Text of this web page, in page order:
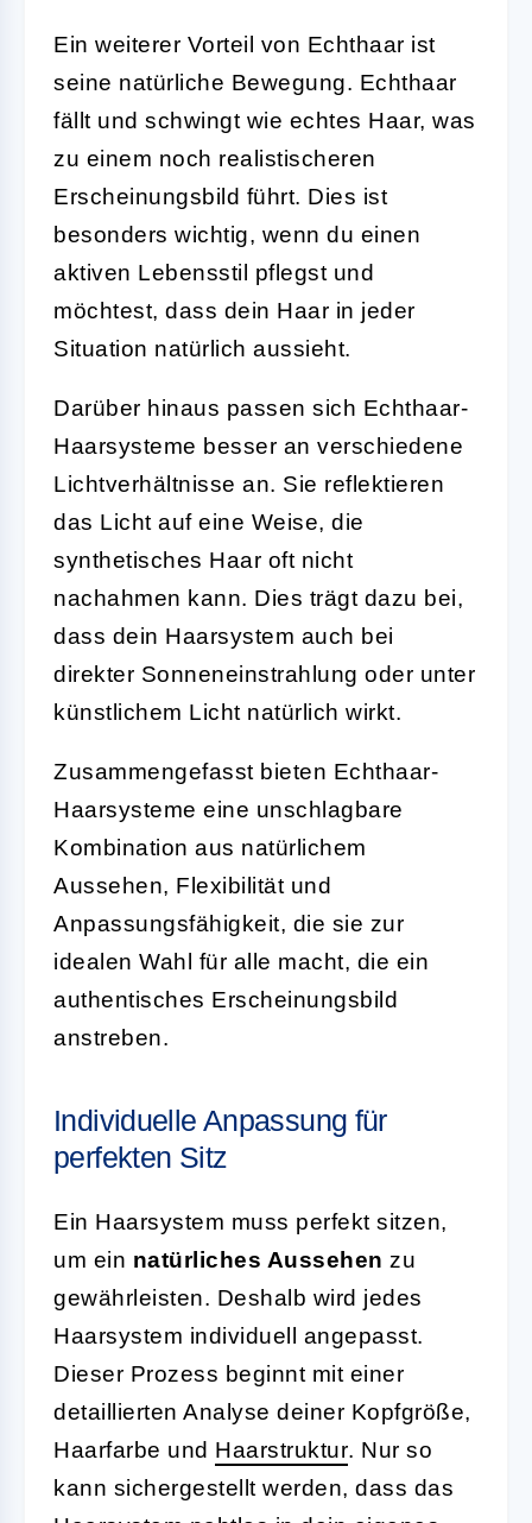
Ein weiterer Vorteil von Echthaar ist
seine natürliche Bewegung. Echthaar
fällt und schwingt wie echtes Haar, was
zu einem noch realistischeren
Erscheinungsbild führt. Dies ist
besonders wichtig, wenn du einen
aktiven Lebensstil pflegst und
möchtest, dass dein Haar in jeder
Situation natürlich aussieht.
Darüber hinaus passen sich Echthaar-
Haarsysteme besser an verschiedene
Lichtverhältnisse an. Sie reflektieren
das Licht auf eine Weise, die
synthetisches Haar oft nicht
nachahmen kann. Dies trägt dazu bei,
dass dein Haarsystem auch bei
direkter Sonneneinstrahlung oder unter
künstlichem Licht natürlich wirkt.
Zusammengefasst bieten Echthaar-
Haarsysteme eine unschlagbare
Kombination aus natürlichem
Aussehen, Flexibilität und
Anpassungsfähigkeit, die sie zur
idealen Wahl für alle macht, die ein
authentisches Erscheinungsbild
anstreben.
Individuelle Anpassung für
perfekten Sitz
Ein Haarsystem muss perfekt sitzen,
um ein natürliches Aussehen zu
gewährleisten. Deshalb wird jedes
Haarsystem individuell angepasst.
Dieser Prozess beginnt mit einer
detaillierten Analyse deiner Kopfgröße,
Haarfarbe und Haarstruktur. Nur so
kann sichergestellt werden, dass das